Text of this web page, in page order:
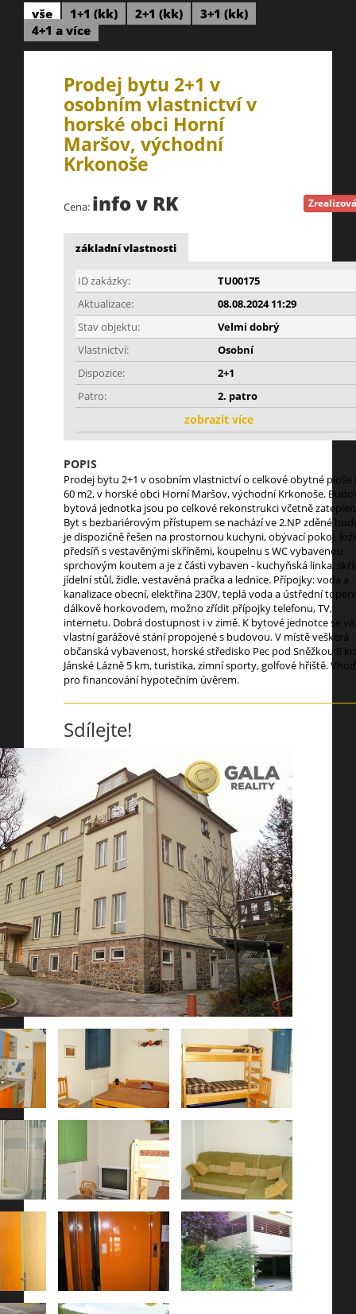
vše 1+1 (kk) 2+1 (kk)
3+1 (kk)
4+1 a více
Prodej bytu 2+1 v
osobním vlastnictví v
horské obci Horní
Maršov, východní
Krkonoše
Cena: info v RK
základní vlastnosti
ID zakázky:
TU00175
Aktualizace:
08.08.2024 11:29
Stav objektu:
Velmi dobrý
Vlastnictví:
Osobní
Dispozice:
2+1
Patro:
2. patro
zobrazit více
POPIS
Prodej bytu 2+1 v osobním vlastnictví o celkové obytné ploše
60 m2, v horské obci Horní Maršov, východní Krkonoše.
bytová jednotka jsou po celkové rekonstrukci včetně
Byt s bezbariérovým přístupem se nachází ve 2.NP zděné
je dispozičně řešen na prostornou kuchyni, obývací pokoj,
předsíň s vestavěnými skříněmi, koupelnu s WC vybavenou
sprchovým koutem a je z části vybaven - kuchyňská linka,
jídelní stůl, židle, vestavěná pračka a lednice. Přípojky: voda a
kanalizace obecní, elektřina 230V, teplá voda a ústřední topení
dálkově horkovodem, možno zřídit přípojky telefonu, TV,
internetu. Dobrá dostupnost i v zimě. K bytové jednotce se
vlastní garážové stání propojené s budovou. V místě veškerá
občanská vybavenost, horské středisko Pec pod Sněžkou 8
Jánské Lázně 5 km, turistika, zimní sporty, golfové hřiště.
pro financování hypotečním úvěrem.
Sdílejte!